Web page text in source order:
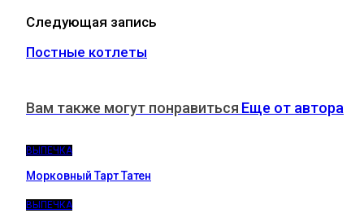
Следующая запись
Постные котлеты
Вам также могут понравиться Еще от автора
ВЫПЕЧКА
Морковный Тарт Татен
ВЫПЕЧКА